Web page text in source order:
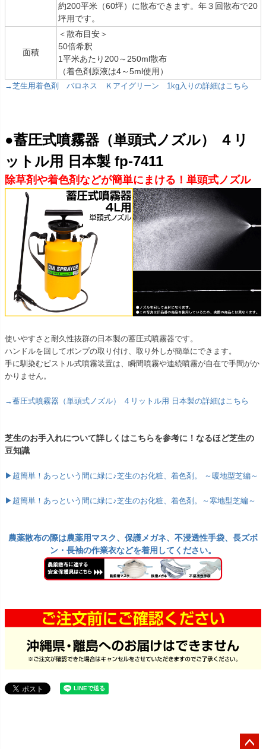
約200平米（60坪）に散布できます。年３回散布で20
坪用です。
面積
＜散布目安＞
50倍希釈
1平米あたり200～250ml散布
（着色剤原液は4～5ml使用）
→芝生用着色剤 バロネス Ｋアイグリーン 1kg入りの詳細はこちら
●蓄圧式噴霧器（単頭式ノズル） ４リ
ットル用 日本製 fp-7411
除草剤や着色剤などが簡単にまける！単頭式ノズル
使いやすさと耐久性抜群の日本製の蓄圧式噴霧器です。
ハンドルを回してポンプの取り付け、取り外しが簡単にできます。
手に馴染むピストル式噴霧装置は、瞬間噴霧や連続噴霧が自在で手間がか
かりません。
→蓄圧式噴霧器（単頭式ノズル） ４リットル用 日本製の詳細はこちら
芝生のお手入れについて詳しくはこちらを参考に！なるほど芝生の
豆知識
▶超簡単！あっという間に緑に♪芝生のお化粧、着色剤。 ～暖地型芝編～
▶超簡単！あっという間に緑に♪芝生のお化粧、着色剤。～寒地型芝編～
農薬散布の際は農薬用マスク、保護メガネ、不浸透性手袋、長ズボ
ン・長袖の作業衣などを着用してください。